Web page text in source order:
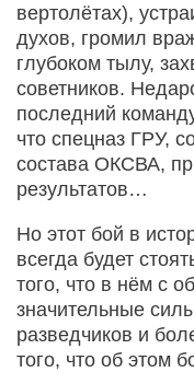
вертолётах),
духов, громил
глубоком тылу,
советников.
последний
что спецназ ГРУ,
состава ОКСВА,
результатов…
Но этот бой в
всегда будет
того, что в нём с
значительные
разведчиков и
того, что об этом